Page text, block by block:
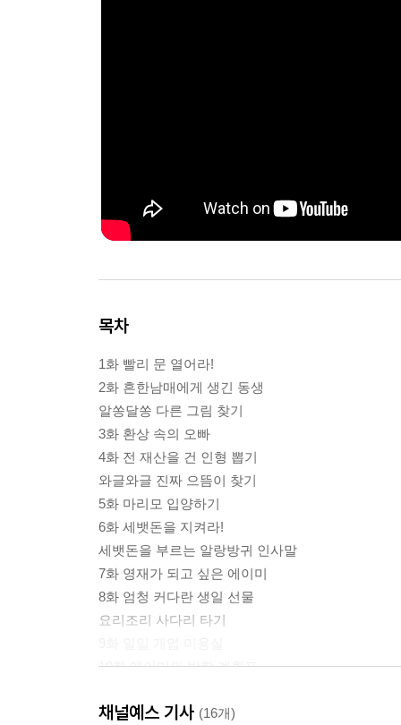
목차
1화 빨리 문 열어라!
2화 흔한남매에게 생긴 동생
알쏭달쏭 다른 그림 찾기
3화 환상 속의 오빠
4화 전 재산을 건 인형 뽑기
와글와글 진짜 으뜸이 찾기
5화 마리모 입양하기
6화 세뱃돈을 지켜라!
세뱃돈을 부르는 알랑방귀 인사말
7화 영재가 되고 싶은 에이미
8화 엄청 커다란 생일 선물
요리조리 사다리 타기
10화 에이미의 방학 계획표
11화 스피그의 탄생
채널예스 기사 (16개)